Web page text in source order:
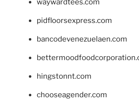
waywardtees.com
pidfloorsexpress.com
bancodevenezuelaen.com
hingstonnt.com
chooseagender.com